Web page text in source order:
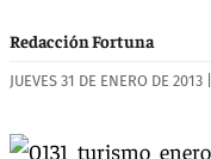
Redacción Fortuna
JUEVES 31 DE ENERO DE 2013